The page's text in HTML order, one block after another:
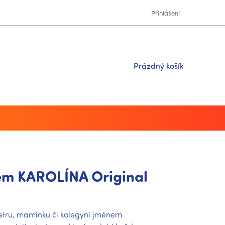
Přihlášení
Nákupní
Prázdný košík
KAROLÍNA Original
maminku či kolegyni jménem